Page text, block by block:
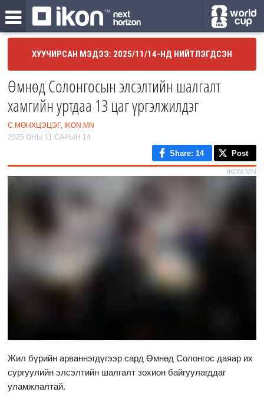
ХУУЧИРСАН МЭДЭЭ: 2025/11/14-НД НИЙТЛЭГДСЭН
Өмнөд Солонгосын элсэлтийн шалгалт
хамгийн уртдаа 13 цаг үргэлжилдэг
С.МӨНХЦЭЦЭГ, IKON.MN
2025 ОНЫ 11 САРЫН 14
Share: 14 Post
IKON.MN
Жил бүрийн арваннэгдүгээр сард Өмнөд Солонгос даяар их
сургуулийн элсэлтийн шалгалт зохион байгуулагддаг
уламжлалтай.